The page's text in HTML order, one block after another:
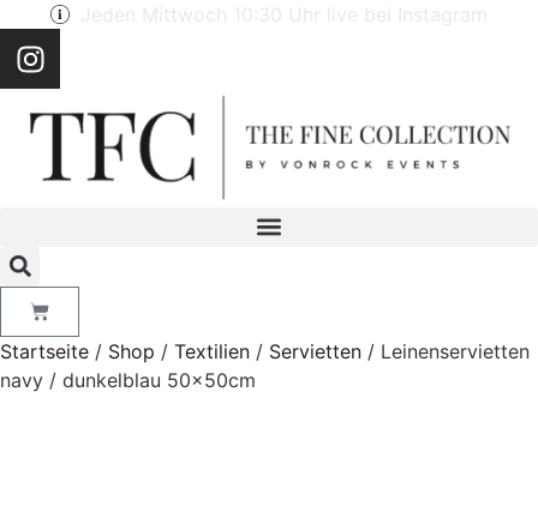
Jeden Mittwoch 10:30 Uhr live bei Instagram
Startseite / Shop / Textilien / Servietten / Leinenservietten
navy / dunkelblau 50x50cm